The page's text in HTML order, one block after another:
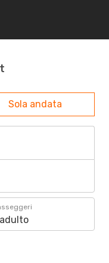
Sola andata